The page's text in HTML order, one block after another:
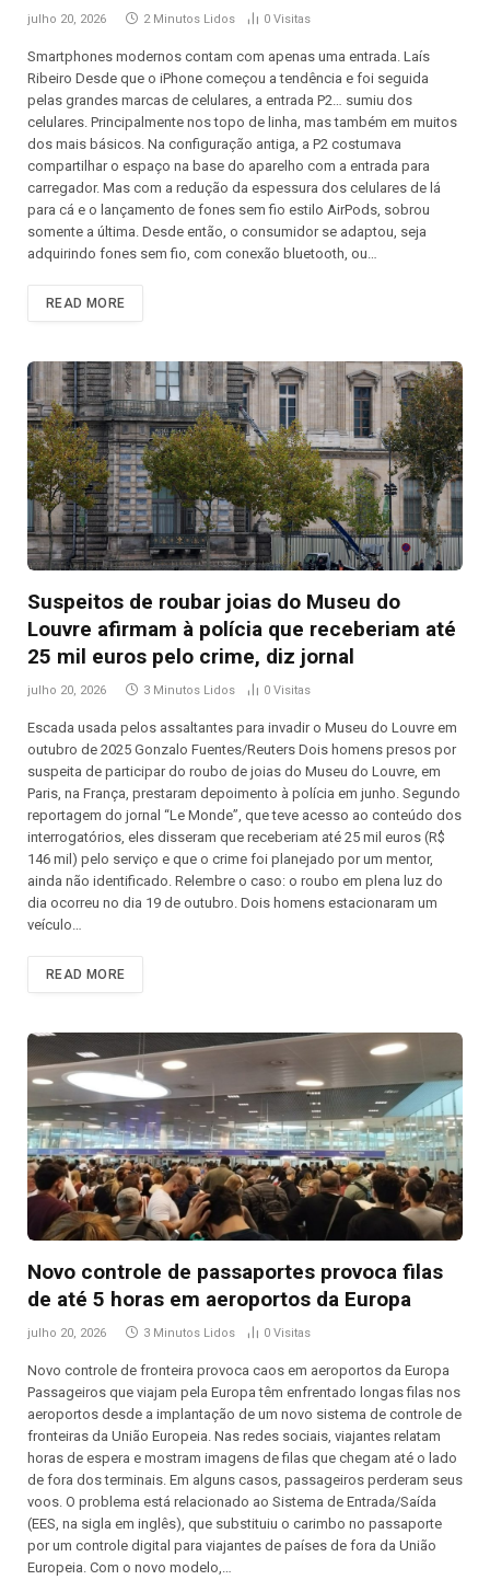
julho 20, 2026 2 Minutos Lidos 0 Visitas
Smartphones modernos contam com apenas uma entrada. Laís
Ribeiro Desde que o iPhone começou a tendência e foi seguida
pelas grandes marcas de celulares, a entrada P2… sumiu dos
celulares. Principalmente nos topo de linha, mas também em muitos
dos mais básicos. Na configuração antiga, a P2 costumava
compartilhar o espaço na base do aparelho com a entrada para
carregador. Mas com a redução da espessura dos celulares de lá
para cá e o lançamento de fones sem fio estilo AirPods, sobrou
somente a última. Desde então, o consumidor se adaptou, seja
adquirindo fones sem fio, com conexão bluetooth, ou…
READ MORE
Suspeitos de roubar joias do Museu do
Louvre afirmam à polícia que receberiam até
25 mil euros pelo crime, diz jornal
julho 20, 2026 3 Minutos Lidos 0 Visitas
Escada usada pelos assaltantes para invadir o Museu do Louvre em
outubro de 2025 Gonzalo Fuentes/Reuters Dois homens presos por
suspeita de participar do roubo de joias do Museu do Louvre, em
Paris, na França, prestaram depoimento à polícia em junho. Segundo
reportagem do jornal “Le Monde”, que teve acesso ao conteúdo dos
interrogatórios, eles disseram que receberiam até 25 mil euros (R$
146 mil) pelo serviço e que o crime foi planejado por um mentor,
ainda não identificado. Relembre o caso: o roubo em plena luz do
dia ocorreu no dia 19 de outubro. Dois homens estacionaram um
veículo…
READ MORE
Novo controle de passaportes provoca filas
de até 5 horas em aeroportos da Europa
julho 20, 2026 3 Minutos Lidos 0 Visitas
Novo controle de fronteira provoca caos em aeroportos da Europa
Passageiros que viajam pela Europa têm enfrentado longas filas nos
aeroportos desde a implantação de um novo sistema de controle de
fronteiras da União Europeia. Nas redes sociais, viajantes relatam
horas de espera e mostram imagens de filas que chegam até o lado
de fora dos terminais. Em alguns casos, passageiros perderam seus
voos. O problema está relacionado ao Sistema de Entrada/Saída
(EES, na sigla em inglês), que substituiu o carimbo no passaporte
por um controle digital para viajantes de países de fora da União
Europeia. Com o novo modelo,…